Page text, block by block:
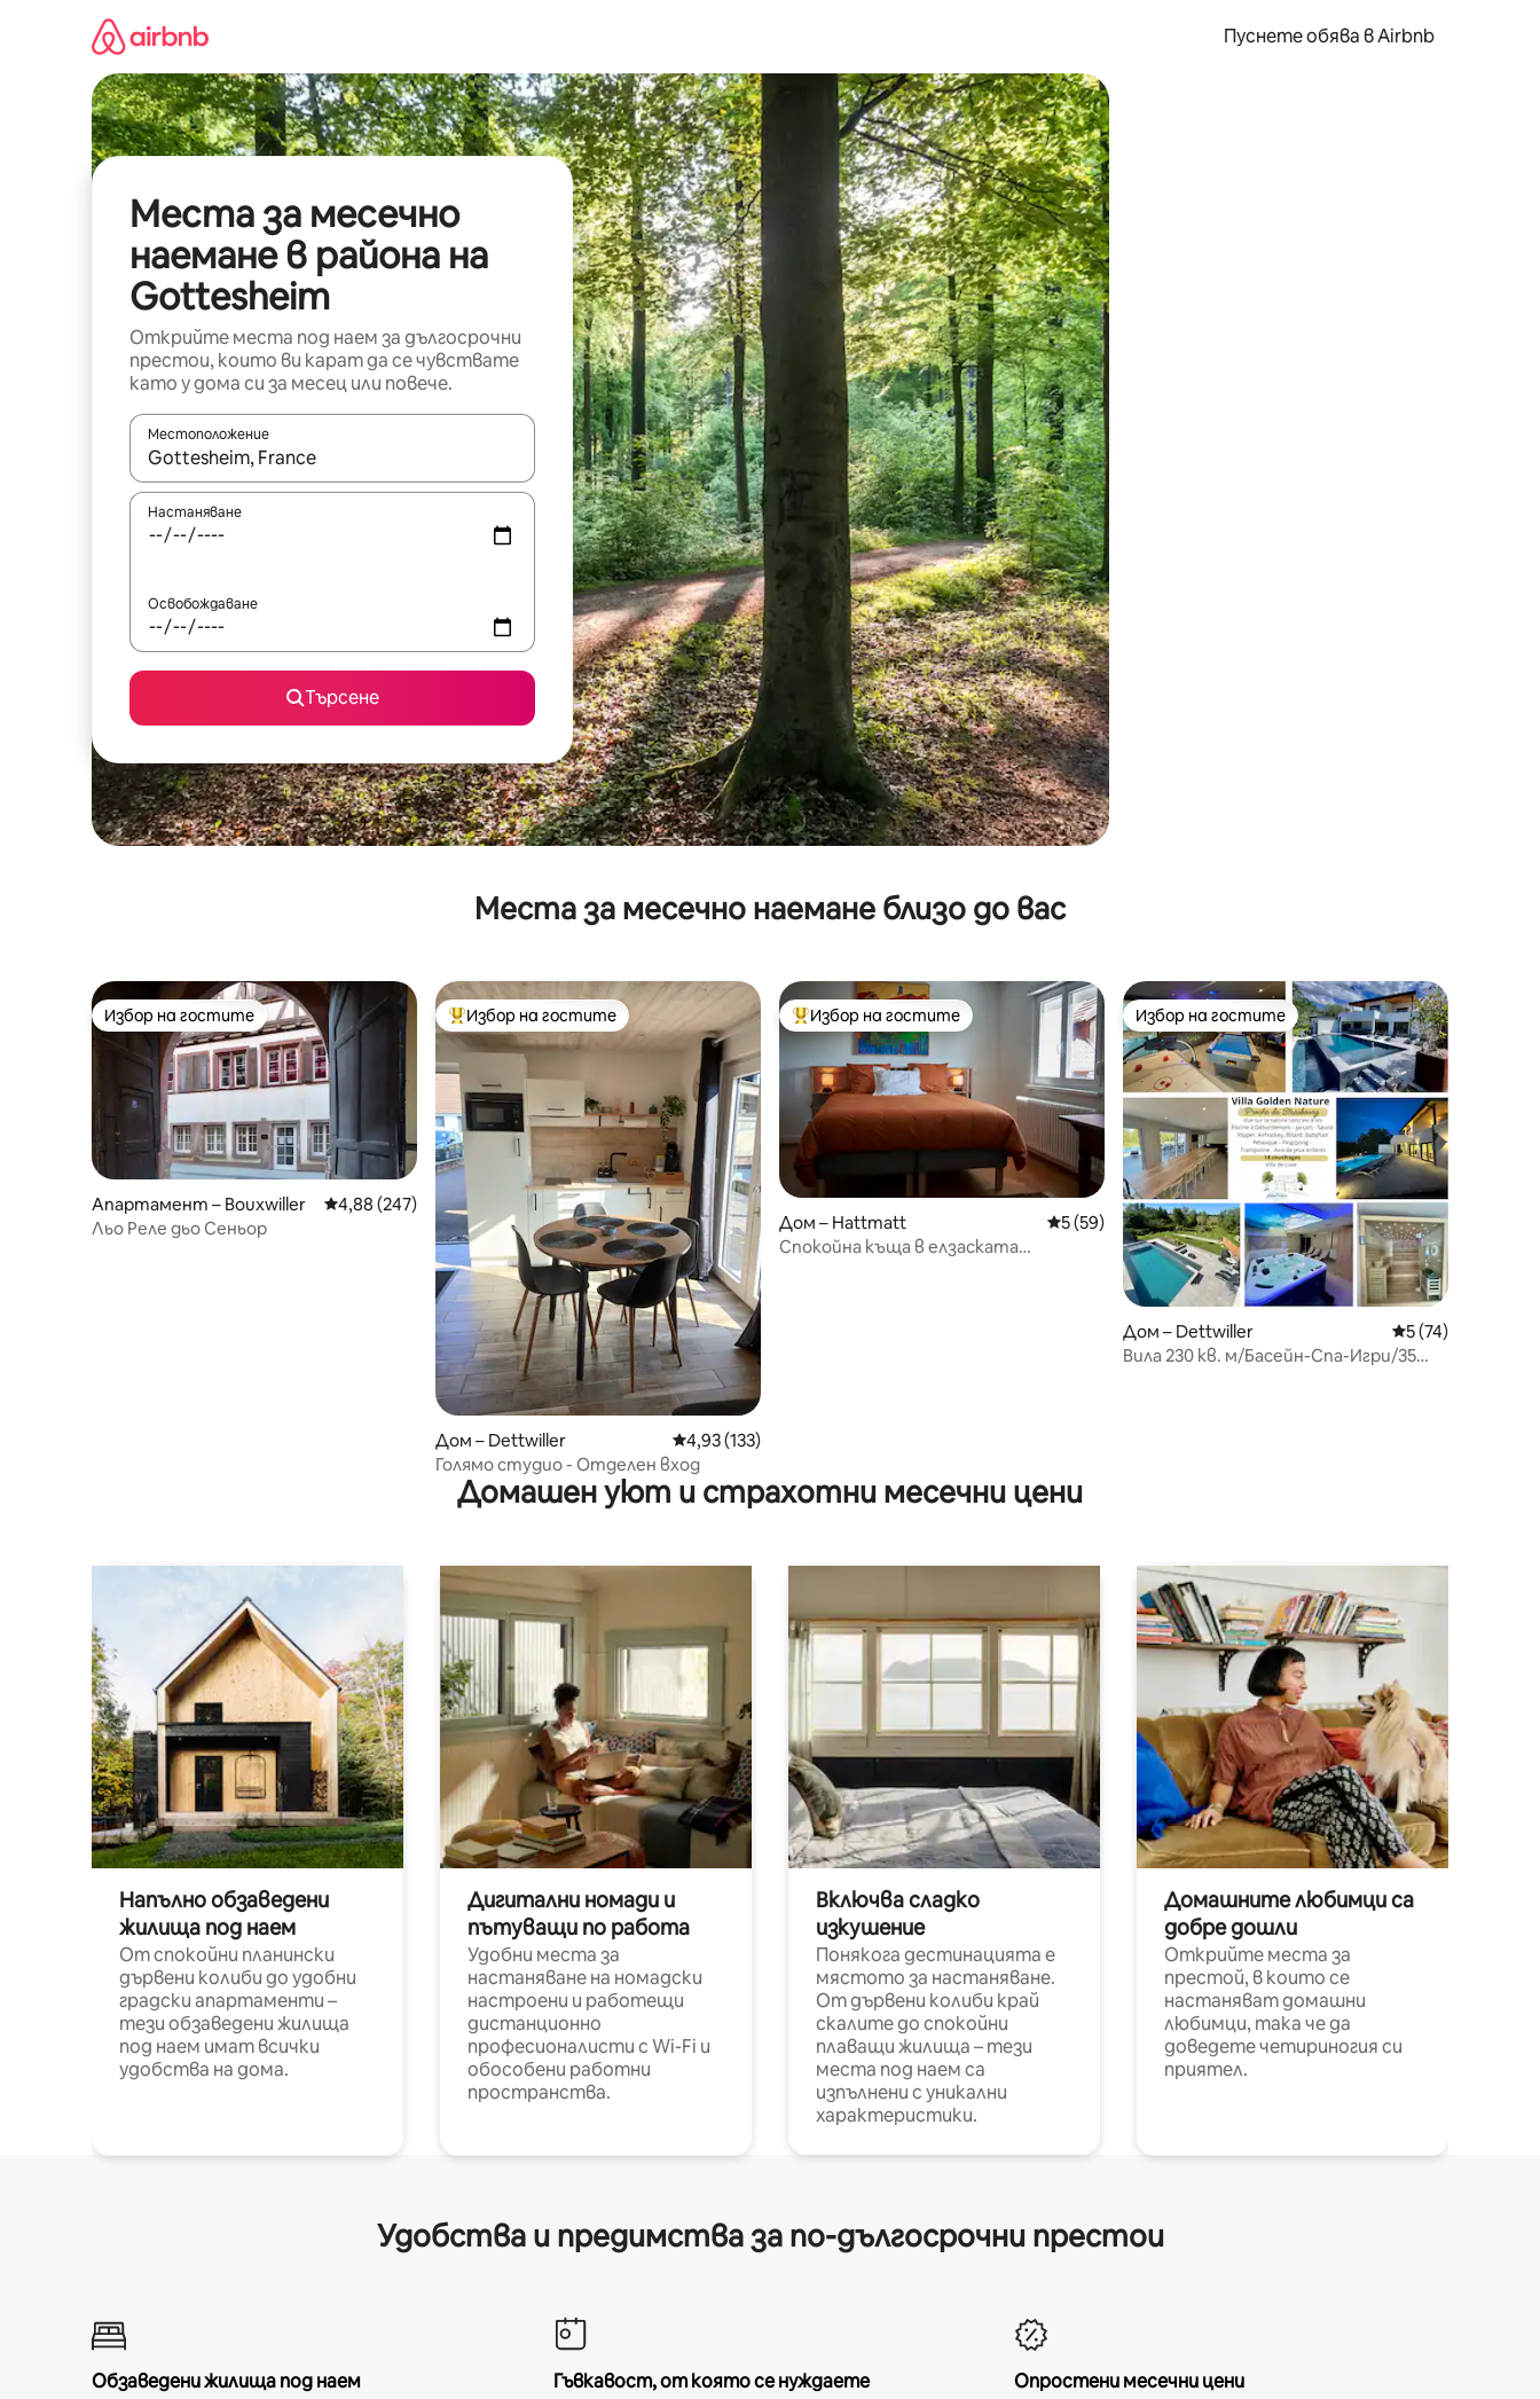
съдържанието
Пуснете обява в Airbnb
Места за месечно
наемане в района на
Gottesheim
Открийте места под наем за дългосрочни
престои, които ви карат да се чувствате
като у дома си за месец или повече.
Местоположение
Когато резултатите се покажат, използвайте клавишите със стрелки нагоре и надолу или навигирайте с докосване или плъзгане.
Настаняване
Освобождаване
Търсене
Места за месечно наемане близо до вас
Избор на гостите
Избор на гостите
Апартамент – Bouxwiller Средна оценка: 4,88 от 5, 247 отзива
4,88 (247)
Льо Реле дьо Сеньор
Най-популярен избор на гостите
Избор на гостите
Дом – Dettwiller Средна оценка: 4,93 от 5, 133 отзива
4,93 (133)
Голямо студио - Отделен вход
Най-популярен избор на гостите
Избор на гостите
Дом – Hattmatt Средна оценка: 5 от 5, 59 отзива
5 (59)
Спокойна къща в елзаската
Избор на гостите
Избор на гостите
Дом – Dettwiller Средна оценка:
5 (74)
Вила 230 кв. м/Басейн-Спа-Игри/35
Домашен уют и страхотни месечни цени
Напълно обзаведени
жилища под наем
От спокойни планински
дървени колиби до удобни
градски апартаменти –
тези обзаведени жилища
под наем имат всички
удобства на дома.
Дигитални номади и
пътуващи по работа
Удобни места за
настаняване на номадски
настроени и работещи
дистанционно
професионалисти с Wi-Fi и
обособени работни
пространства.
Включва сладко
изкушение
Понякога дестинацията е
мястото за настаняване.
От дървени колиби край
скалите до спокойни
плаващи жилища – тези
места под наем са
изпълнени с уникални
характеристики.
Домашните любимци са
добре дошли
Открийте места за
престой, в които се
настаняват домашни
любимци, така че да
доведете четириногия си
приятел.
Удобства и предимства за по-дългосрочни престои
Обзаведени жилища под наем
Гъвкавост, от която се нуждаете
Опростени месечни цени